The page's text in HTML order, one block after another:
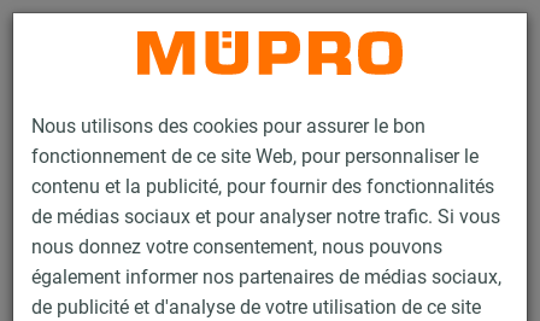
Nous utilisons des cookies pour assurer le bon
fonctionnement de ce site Web, pour personnaliser le
contenu et la publicité, pour fournir des fonctionnalités
de médias sociaux et pour analyser notre trafic. Si vous
nous donnez votre consentement, nous pouvons
également informer nos partenaires de médias sociaux,
de publicité et d'analyse de votre utilisation de ce site
Contact
Produits Protection incendie
Fixations testées au feu
Rails d'installation
Fixation rapide MPR